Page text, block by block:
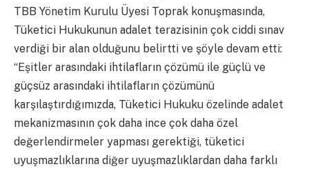
TBB Yönetim Kurulu Üyesi Toprak konuşmasında,
Tüketici Hukukunun adalet terazisinin çok ciddi sınav
verdiği bir alan olduğunu belirtti ve şöyle devam etti:
“Eşitler arasındaki ihtilafların çözümü ile güçlü ve
güçsüz arasındaki ihtilafların çözümünü
karşılaştırdığımızda, Tüketici Hukuku özelinde adalet
mekanizmasının çok daha ince çok daha özel
değerlendirmeler yapması gerektiği, tüketici
uyuşmazlıklarına diğer uyuşmazlıklardan daha farklı